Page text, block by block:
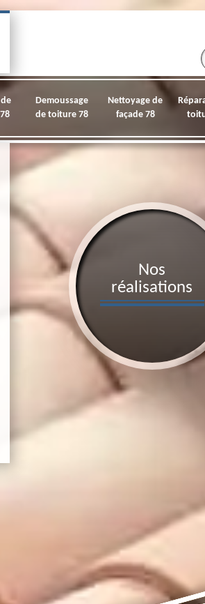
Demoussage
de toiture 78
Nettoyage de
façade 78
Nos
réalisations